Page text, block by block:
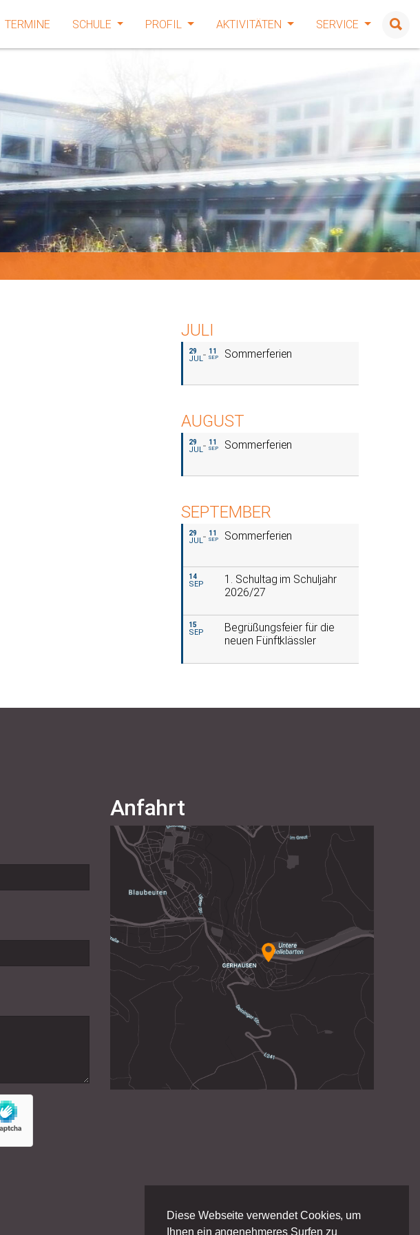
Diese Webseite verwendet Cookies, um
Ihnen ein angenehmeres Surfen zu
TERMINE SCHULE PROFIL AKTIVITÄTEN SERVICE
JULI
29
JUL
11
SEP Sommerferien
AUGUST
29
JUL
11
SEP Sommerferien
SEPTEMBER
29
JUL
11
SEP Sommerferien
14
SEP
1. Schultag im Schuljahr
2026/27
15
SEP
Begrüßungsfeier für die
neuen Fünftklässler
Anfahrt